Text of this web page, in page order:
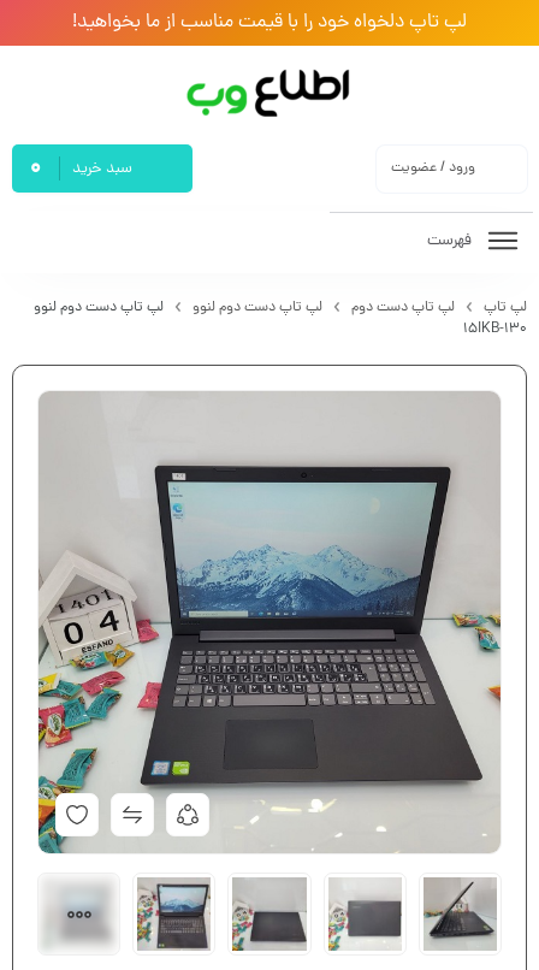
لپ تاپ دلخواه خود را با قیمت مناسب از ما بخواهید!
ورود / عضویت سبد خرید 0
فهرست
لپ تاپ لپ تاپ دست دوم لپ تاپ دست دوم لنوو
لپ تاپ دست دوم لنوو
۱۳۰-۱۵IKB